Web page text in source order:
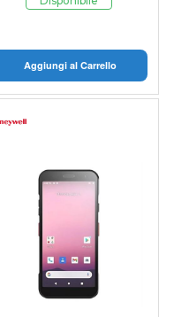
Aggiungi al Carrello